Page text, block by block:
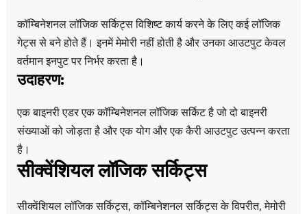
कॉम्बिनेशनल लॉजिक सर्किट्स विशिष्ट कार्य करने के लिए कई लॉजिक
गेट्स से बने होते हैं। इनमें मेमोरी नहीं होती है और उनका आउटपुट केवल
वर्तमान इनपुट पर निर्भर करता है।
उदाहरण:
एक बाइनरी एडर एक कॉम्बिनेशनल लॉजिक सर्किट है जो दो बाइनरी
संख्याओं को जोड़ता है और एक योग और एक कैरी आउटपुट उत्पन्न करता
है।
सीक्वेंशियल लॉजिक सर्किट्स
सीक्वेंशियल लॉजिक सर्किट्स, कॉम्बिनेशनल सर्किट्स के विपरीत, मेमोरी